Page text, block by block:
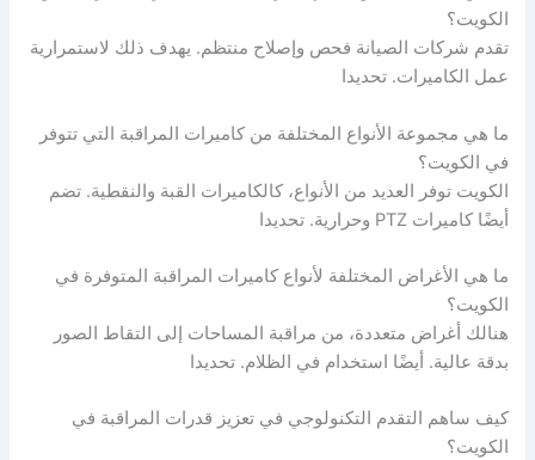
الكويت؟
تقدم شركات الصيانة فحص وإصلاح منتظم. يهدف ذلك لاستمرارية
عمل الكاميرات. تحديدا
ما هي مجموعة الأنواع المختلفة من كاميرات المراقبة التي تتوفر
في الكويت؟
الكويت توفر العديد من الأنواع، كالكاميرات القبة والنقطية. تضم
أيضًا كاميرات PTZ وحرارية. تحديدا
ما هي الأغراض المختلفة لأنواع كاميرات المراقبة المتوفرة في
الكويت؟
هنالك أغراض متعددة، من مراقبة المساحات إلى التقاط الصور
بدقة عالية. أيضًا استخدام في الظلام. تحديدا
كيف ساهم التقدم التكنولوجي في تعزيز قدرات المراقبة في
الكويت؟